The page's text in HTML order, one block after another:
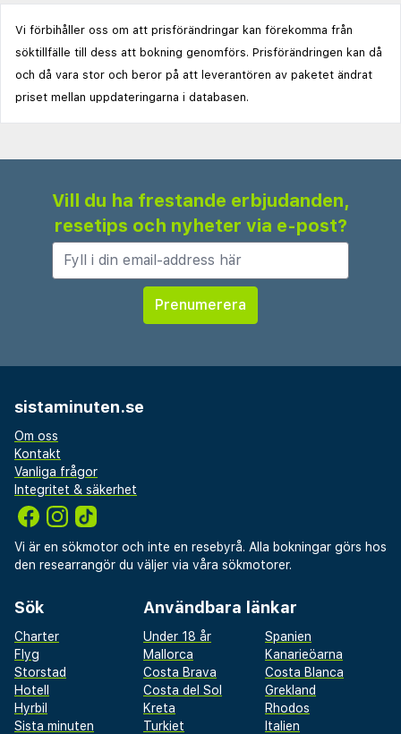
Vi förbihåller oss om att prisförändringar kan förekomma från
söktillfälle till dess att bokning genomförs. Prisförändringen kan då
och då vara stor och beror på att leverantören av paketet ändrat
priset mellan uppdateringarna i databasen.
Vill du ha frestande erbjudanden,
resetips och nyheter via e-post?
sistaminuten.se
Om oss
Kontakt
Vanliga frågor
Integritet & säkerhet
Vi är en sökmotor och inte en resebyrå. Alla bokningar görs hos
den researrangör du väljer via våra sökmotorer.
Sök
Charter
Flyg
Storstad
Hotell
Hyrbil
Sista minuten
Användbara länkar
Under 18 år
Spanien
Mallorca
Kanarieöarna
Costa Brava
Costa Blanca
Costa del Sol
Grekland
Kreta
Rhodos
Turkiet
Italien